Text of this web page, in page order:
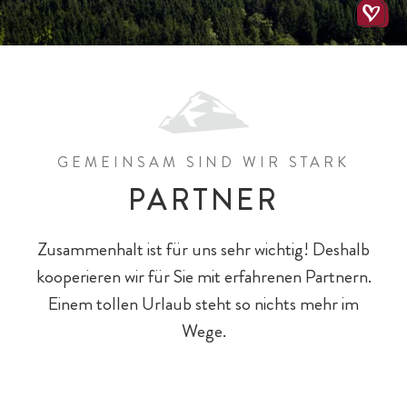
GEMEINSAM SIND WIR STARK
PARTNER
Zusammenhalt ist für uns sehr wichtig! Deshalb
kooperieren wir für Sie mit erfahrenen Partnern.
Einem tollen Urlaub steht so nichts mehr im
Wege.
All-Inklusiv Premium
Bar & Fine Dining
All-Inklusiv Chalet-Genuss
Chalet-Pauschalen
Spielplätze
Reiten
Spielewelten
Baby- & Kinderbetreuung
Schulkinder
Teens